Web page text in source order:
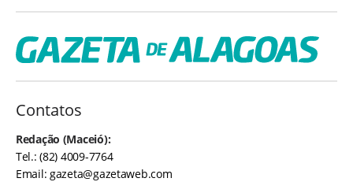
Contatos
Redação (Maceió):
Tel.: (82) 4009-7764
Email:gazeta@gazetaweb.com